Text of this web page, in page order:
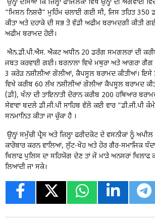
ਉਨ੍ਹਾਂ ਦੱਸਿਆ ਕਿ ਜ਼ਿਲ੍ਹਾ ਫਾਜਿਲਕਾ ਵਿਖੇ ਉਨ੍ਹਾਂ ਦੀ ਅਗਵਾਈ
”ਮਿਸ਼ਨ ਨਿਸ਼ਚੈ” ਮੁਹਿੰਮ ਚਲਾਈ ਗਈ ਸੀ, ਜਿਸ ਤਹਿਤ 350
ਕੀਤਾ ਅਤੇ ਦਹਾਕੇ ਦੀ ਸਭ ਤੋ ਵੱਡੀ ਅਫੀਮ ਬਰਾਮਦਗੀ ਕੀਤੀ
ਅਫੀਮ ਬਰਾਮਦ ਹੋਈ।
ਐਨ.ਡੀ.ਪੀ.ਐਸ. ਐਕਟ ਅਧੀਨ 20 ਡਰੱਗ ਸਮਗਲਰਾਂ ਦੀ
ਜਬਤ ਕਰਵਾਈ ਗਈ। ਬਰਨਾਲਾ ਵਿਖੇ ਮਥੁਰਾ ਅਤੇ ਆਗਰਾ ਗੈਗ
3 ਕਰੋੜ ਨਸ਼ੀਲੀਆਂ ਗੋਲੀਆਂ, ਕੈਪਸੂਲ ਬਰਾਮਦ ਕੀਤੀਆਂ। ਇਸੇ
ਵਿਖੇ ਕਰੀਬ 60 ਲੱਖ ਨਸ਼ੀਲੀਆਂ ਗੋਲੀਆਂ ਕੈਪਸੂਲ ਬਰਾਮਦ
(ਡੀ), ਖੰਨਾ ਦੀ ਤਾਇਨਾਤੀ ਦੋਰਾਨ ਕਰੀਬ 200 ਹਥਿਆਰ
ਸੇਵਾਵਾਂ ਬਦਲੇ ਡੀ.ਜੀ.ਪੀ ਸਾਹਿਬ ਵੱਲੋ ਕਈ ਵਾਰ ”ਡੀ.ਜੀ.ਪੀ
ਸਨਮਾਨਿਤ ਕੀਤਾ ਜਾ ਚੁੱਕਾ ਹੈ ।
ਉਨ੍ਹਾਂ ਸਮੁੱਚੀ ਪ੍ਰੈਸ ਅਤੇ ਜ਼ਿਲ੍ਹਾ ਫਰੀਦਕੋਟ ਦੇ ਵਸਨੀਕਾਂ ਨੂੰ
ਕਾਰੋਬਾਰ ਕਰਨ ਵਾਲਿਆਂ, ਲੁੱਟ-ਖੋਹ ਅਤੇ ਹੋਰ ਗੈਰ-ਸਮਾਜਿਕ
ਖਿਲਾਫ ਪੁਲਿਸ ਦਾ ਸਹਿਯੋਗ ਦੇਣ ਤਾਂ ਜੋ ਮਾੜੇ ਅਨਸਰਾਂ ਖਿਲਾਫ
ਲਿਆਂਦੀ ਜਾ ਸਕੇ।